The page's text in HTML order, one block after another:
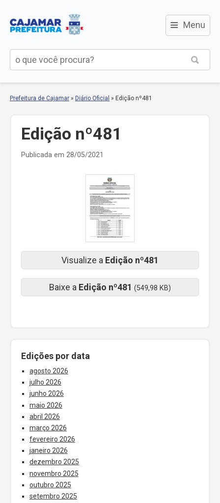
≡ Menu
Prefeitura de Cajamar » Diário Oficial » Edição nº481
Edição nº481
Publicada em 28/05/2021
Visualize a Edição nº481
Baixe a Edição nº481 (549,98 KB)
Edições por data
agosto 2026
julho 2026
junho 2026
maio 2026
abril 2026
março 2026
fevereiro 2026
janeiro 2026
dezembro 2025
novembro 2025
outubro 2025
setembro 2025